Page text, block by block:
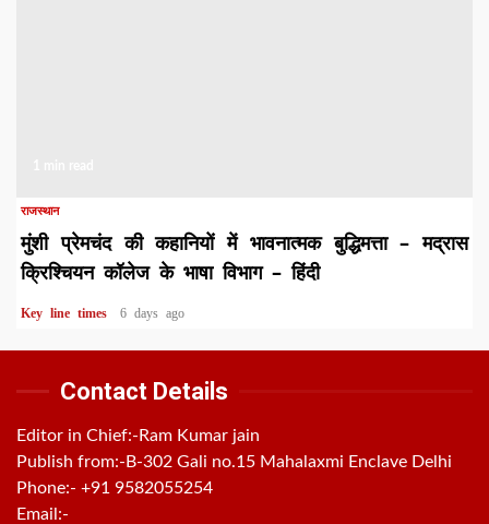
राजस्थान
मुंशी प्रेमचंद की कहानियों में भावनात्मक बुद्धिमत्ता – मद्रास
क्रिश्चियन कॉलेज के भाषा विभाग – हिंदी
Key line times 6 days ago
Contact Details
Editor in Chief:-Ram Kumar jain
Publish from:- B-302 Gali no.15 Mahalaxmi Enclave Delhi
Phone:- +91 9582055254
Email:-